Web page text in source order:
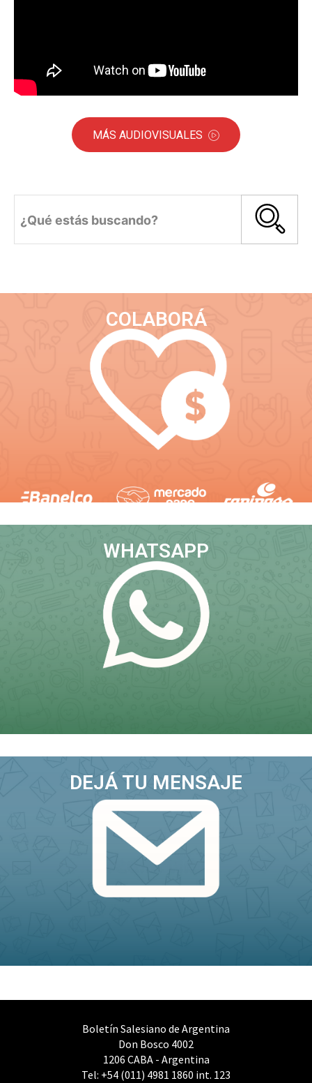
MÁS AUDIOVISUALES
¿Qué estás buscando?
COLABORÁ
WHATSAPP
DEJÁ TU MENSAJE
Boletín Salesiano de Argentina
Don Bosco 4002
1206 CABA - Argentina
Tel: +54 (011) 4981 1860 int. 123